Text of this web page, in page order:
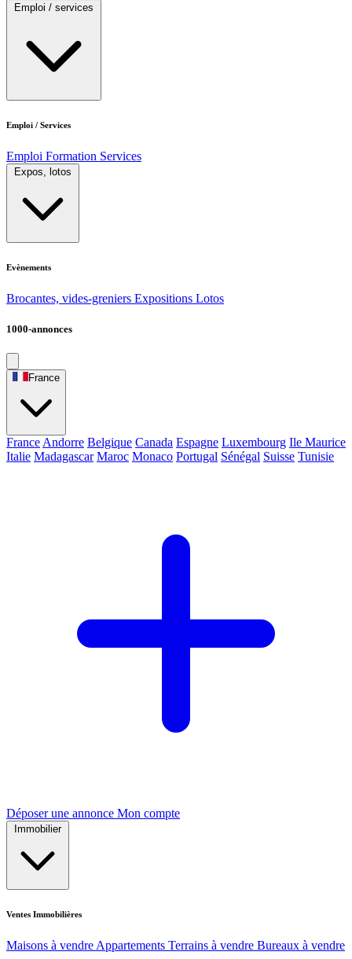
Emploi / services
Emploi / Services
Emploi Formation Services
Expos, lotos
Evènements
Brocantes, vides-greniers Expositions Lotos
1000-annonces
France
France Andorre Belgique Canada Espagne Luxembourg Ile Maurice
Italie Madagascar Maroc Monaco Portugal Sénégal Suisse Tunisie
Déposer une annonce Mon compte
Immobilier
Ventes Immobilières
Maisons à vendre Appartements Terrains à vendre Bureaux à vendre